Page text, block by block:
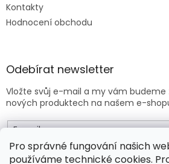
Pro správné fungování našich
používáme technické cookies.
Kontakty
Hodnocení obchodu
Odebírat newsletter
Vložte svůj e-mail a my vám
nových produktech na našem e-
E-mail